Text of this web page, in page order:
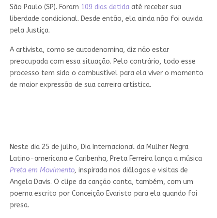
São Paulo (SP). Foram 109 dias detidaaté receber sua
liberdade condicional. Desde então, ela ainda não foi ouvida
pela Justiça.
A artivista, como se autodenomina, diz não estar
preocupada com essa situação. Pelo contrário, todo esse
processo tem sido o combustível para ela viver o momento
de maior expressão de sua carreira artística.
Neste dia 25 de julho, Dia Internacional da Mulher Negra
Latino-americana e Caribenha, Preta Ferreira lança a música
Preta em Movimento, inspirada nos diálogos e visitas de
Angela Davis. O clipe da canção conta, também, com um
poema escrito por Conceição Evaristo para ela quando foi
presa.